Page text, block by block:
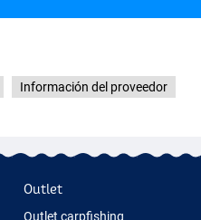
Información del proveedor
Outlet
Outlet carpfishing